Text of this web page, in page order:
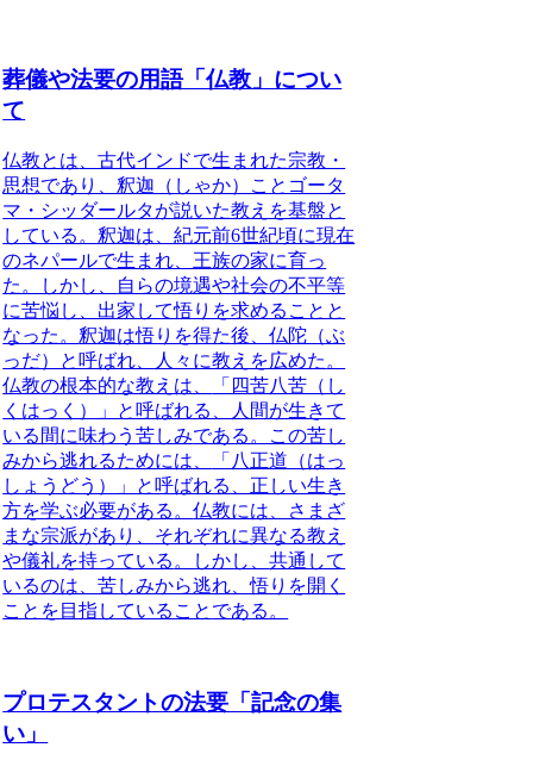
葬儀や法要の用語「仏教」につい
て
仏教とは 、古代インドで生まれた宗教・
思想であり、釈迦（しゃか）ことゴータ
マ・シッダールタが説いた教えを基盤と
している。釈迦は、紀元前6世紀頃に現在
のネパールで生まれ、王族の家に育っ
た。しかし、
自らの境遇や社会の不平等
に苦悩し、出家して悟りを求める ことと
なった。 釈迦は悟りを得た後、仏陀（ぶ
っだ）と呼ばれ、人々に教えを広めた 。
仏教の根本的な教えは、
「四苦八苦（し
くはっく）」と呼ばれる、人間が生きて
いる間に味わう苦しみである。この苦し
みから逃れるためには、
「八正道（はっ
しょうどう）」と呼ばれる、正しい生き
方を学ぶ必要がある 。仏教には、さまざ
まな宗派があり、それぞれに異なる教え
や儀礼を持っている 。しかし、共通して
いるのは、苦しみから逃れ、悟りを開く
ことを目指していること である。
プロテスタントの法要「記念の集
い」